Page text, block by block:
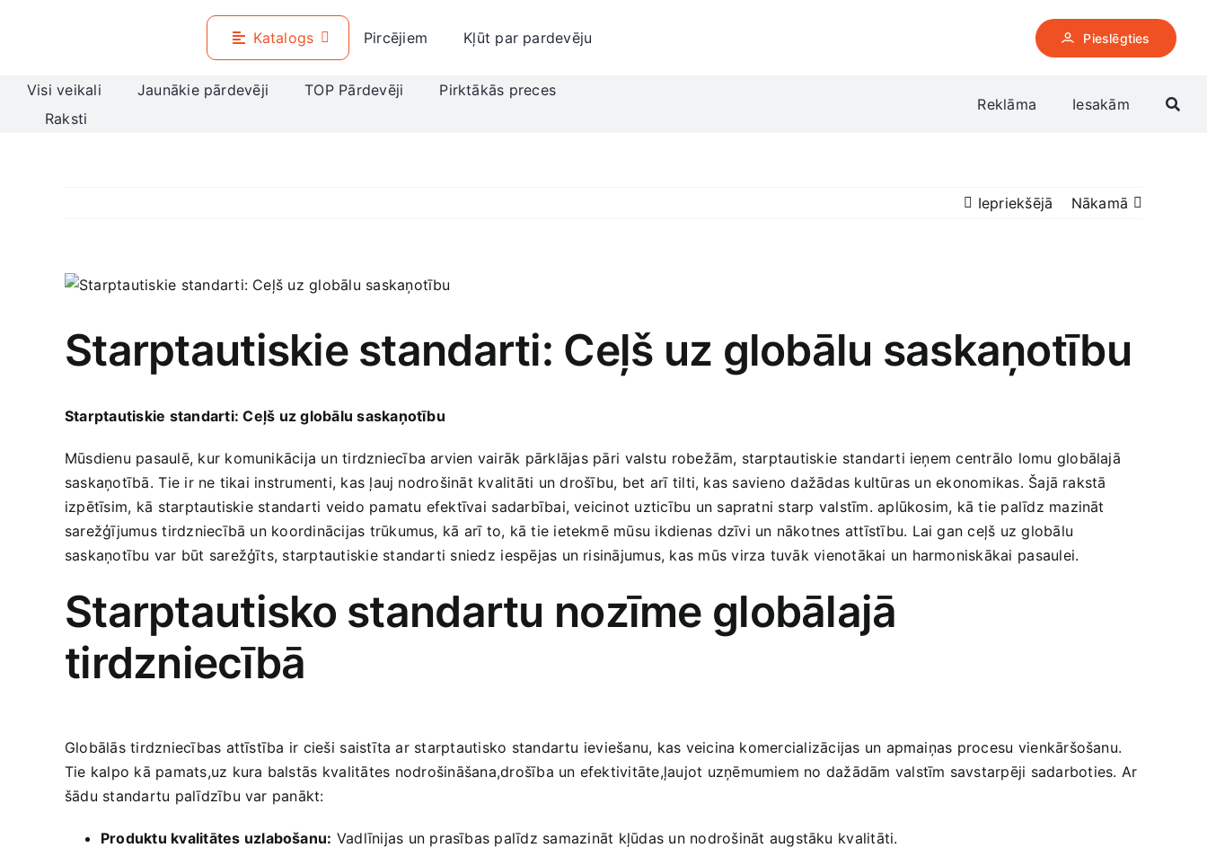
Katalogs Pircējiem Kļūt par pardevēju Pieslēgties
Visi veikali Jaunākie pārdevēji TOP Pārdevēji
Pirktākās preces
Raksti
Reklāma Iesakām
Iepriekšējā Nākamā
View
Image
Starptautiskie standarti: Ceļš uz globālu saskaņotību
Starptautiskie standarti: ⁣Ceļš uz globālu saskaņotību
Mūsdienu pasaulē, kur komunikācija un tirdzniecība arvien vairāk pārklājas ⁢pāri⁣ valstu ⁣robežām, starptautiskie⁣ standarti ieņem centrālo lomu globālajā⁢
saskaņotībā.⁤ Tie ir ne tikai instrumenti, kas ļauj nodrošināt kvalitāti‍ un⁣ drošību, bet arī⁣ tilti, kas savieno dažādas kultūras un ekonomikas. Šajā rakstā
izpētīsim, ⁣kā starptautiskie standarti veido ‌pamatu efektīvai⁢ sadarbībai, veicinot uzticību ​un‍ sapratni starp valstīm. aplūkosim, kā tie ‌palīdz mazināt
sarežģījumus⁢ tirdzniecībā un koordinācijas trūkumus, kā arī‌ to, kā tie ietekmē ‍mūsu ikdienas dzīvi un nākotnes attīstību. Lai ​gan ceļš uz globālu
saskaņotību var būt sarežģīts, ‌starptautiskie standarti sniedz ⁣iespējas un risinājumus, kas mūs virza ‌tuvāk vienotākai un harmoniskākai ⁢pasaulei.
Starptautisko⁢ standartu nozīme globālajā
tirdzniecībā
Globālās‍ tirdzniecības attīstība ir cieši⁢ saistīta ar starptautisko standartu ieviešanu, kas veicina komercializācijas ‌un apmaiņas procesu ⁣vienkāršošanu.
‌Tie kalpo kā pamats,uz kura balstās ⁤kvalitātes ⁢nodrošināšana,drošība un efektivitāte,ļaujot uzņēmumiem no dažādām valstīm savstarpēji​ sadarboties. Ar
šādu standartu palīdzību var panākt:
Produktu kvalitātes uzlabošanu: ⁢Vadlīnijas un prasības palīdz samazināt ⁤kļūdas un nodrošināt augstāku ⁤kvalitāti.